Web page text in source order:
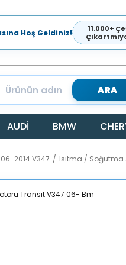
Hoş Geldiniz!
11.000+
ARA
AUDİ BMW
2014 V347 Isıtma / Soğutma